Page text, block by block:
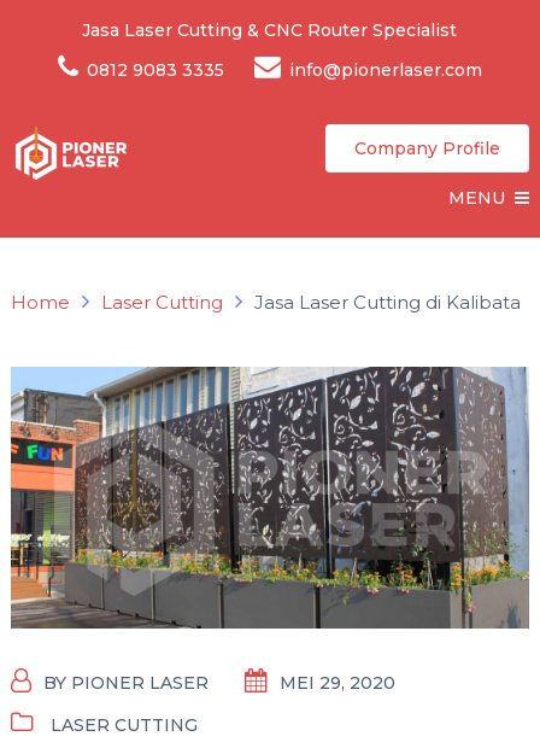
Jasa Laser Cutting & CNC Router Specialist
0812 9083 3335
info@pionerlaser.com
Company Profile
MENU
Home Laser Cutting Jasa Laser Cutting di Kalibata
BY PIONER LASER
MEI 29, 2020
LASER CUTTING